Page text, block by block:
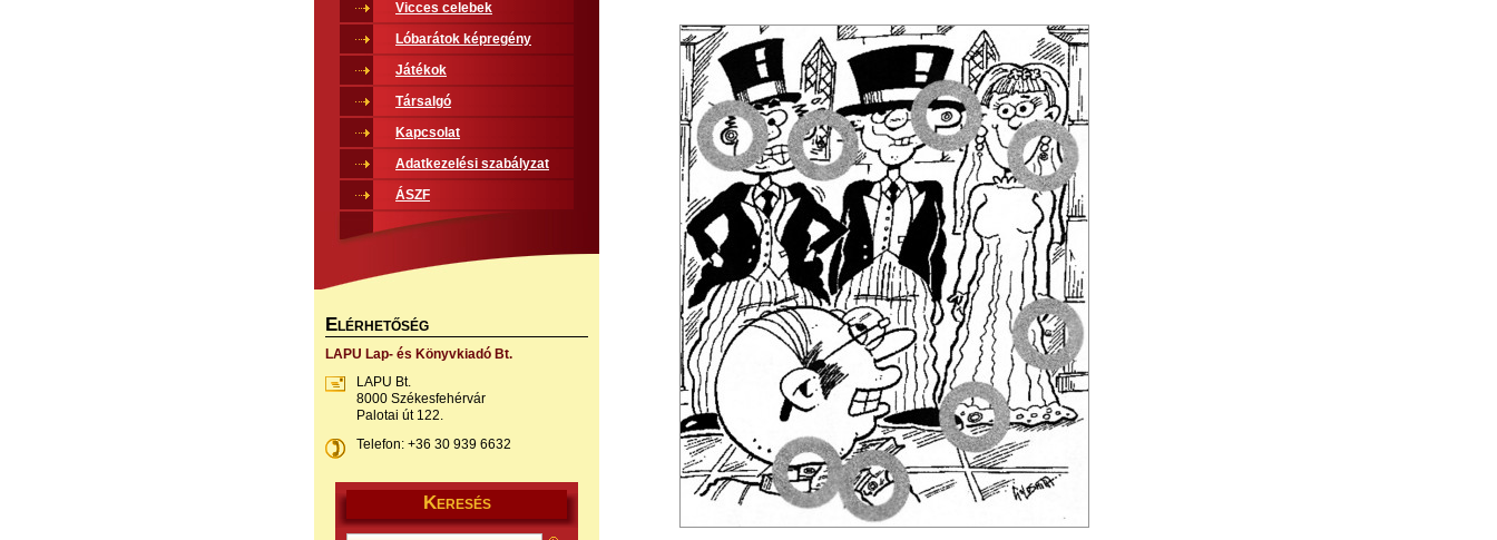
Vicces celebek
Lóbarátok képregény
Játékok
Társalgó
Kapcsolat
Adatkezelési szabályzat
ÁSZF
ELÉRHETŐSÉG
LAPU Lap- és Könyvkiadó Bt.
LAPU Bt.
8000 Székesfehérvár
Palotai út 122.
Telefon: +36 30 939 6632
KERESÉS